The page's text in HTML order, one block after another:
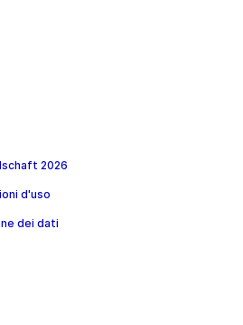
2026
d'uso
dei dati